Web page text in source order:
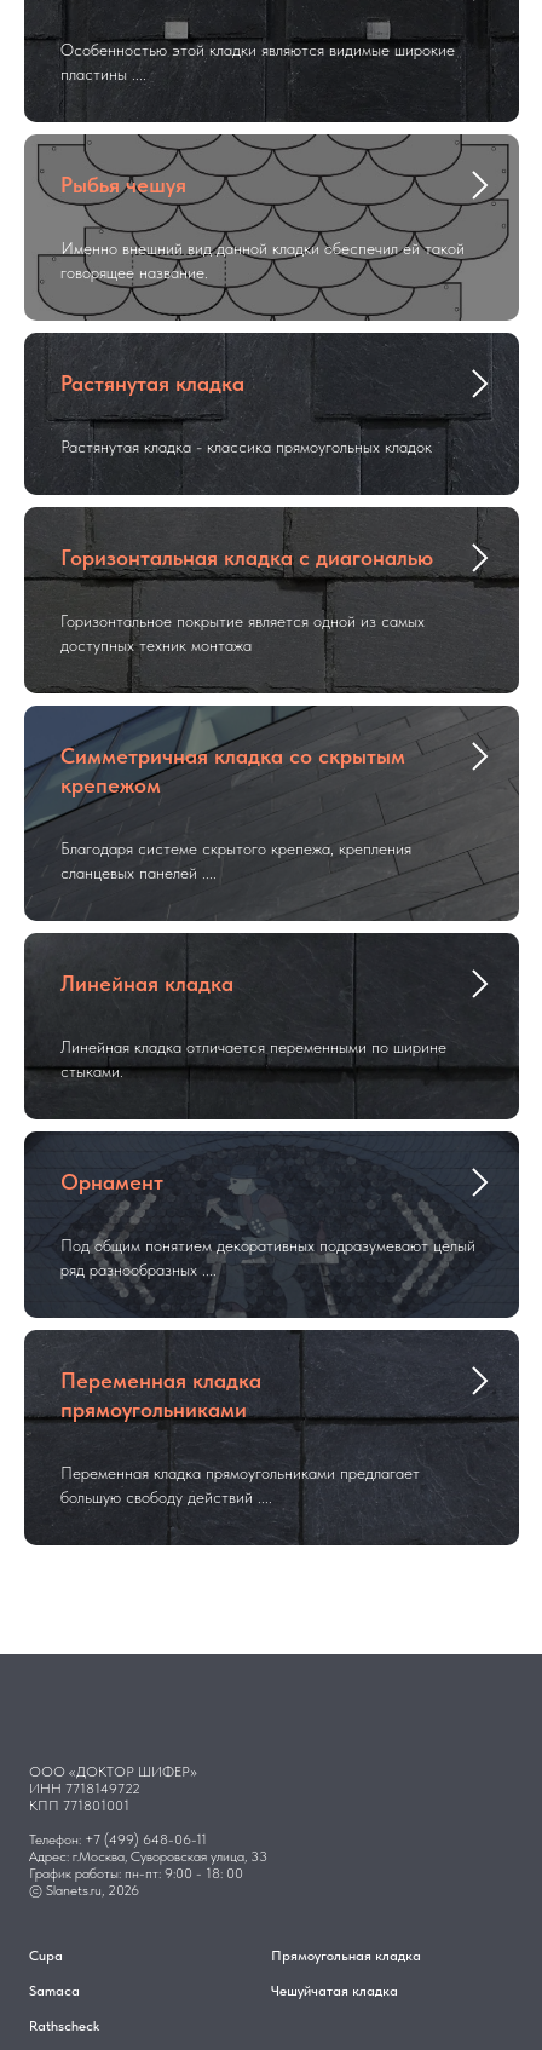
Особенностью этой кладки являются видимые широкие
пластины ....
Рыбья чешуя
Именно внешний вид данной кладки обеспечил ей такой
говорящее название.
Растянутая кладка
Растянутая кладка - классика прямоугольных кладок
Горизонтальная кладка с диагональю
Горизонтальное покрытие является одной из самых
доступных техник монтажа
Симметричная кладка со скрытым
крепежом
Благодаря системе скрытого крепежа, крепления
сланцевых панелей ....
Линейная кладка
Линейная кладка отличается переменными по ширине
стыками.
Орнамент
Под общим понятием декоративных подразумевают целый
ряд разнообразных ....
Переменная кладка
прямоугольниками
Переменная кладка прямоугольниками предлагает
большую свободу действий ....
ООО «ДОКТОР ШИФЕР»
ИНН 7718149722
КПП 771801001
Телефон: +7 (499) 648-06-11
Адрес: г.Москва, Суворовская улица, 33
График работы: пн-пт: 9:00 - 18: 00
© Slanets.ru, 2026
Cupa
Samaca
Rathscheck
Прямоугольная кладка
Чешуйчатая кладка